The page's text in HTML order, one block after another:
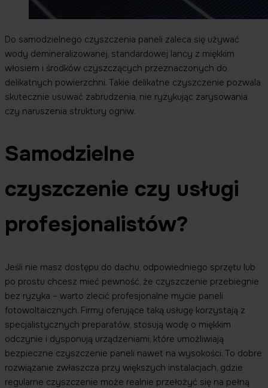
Do samodzielnego czyszczenia paneli zaleca się używać
wody demineralizowanej, standardowej lancy z miękkim
włosiem i środków czyszczących przeznaczonych do
delikatnych powierzchni. Takie delikatne czyszczenie pozwala
skutecznie usuwać zabrudzenia, nie ryzykując zarysowania
czy naruszenia struktury ogniw.
Samodzielne
czyszczenie czy usługi
profesjonalistów?
Jeśli nie masz dostępu do dachu, odpowiedniego sprzętu lub
po prostu chcesz mieć pewność, że czyszczenie przebiegnie
bez ryzyka – warto zlecić profesjonalne mycie paneli
fotowoltaicznych. Firmy oferujące taką usługę korzystają z
specjalistycznych preparatów, stosują wodę o miękkim
odczynie i dysponują urządzeniami, które umożliwiają
bezpieczne czyszczenie paneli nawet na wysokości. To dobre
rozwiązanie zwłaszcza przy większych instalacjach, gdzie
regularne czyszczenie może realnie przełożyć się na pełną